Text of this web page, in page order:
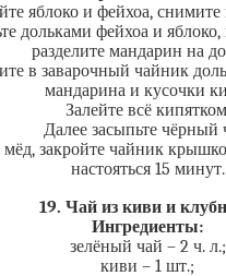
яблоко и фейхоа,
дольками фейхоа и
разделите мандарин на
в заварочный чайник
мандарина и кусочки
Залейте всё
Далее засыпьте чёрный
мёд, закройте чайник
настояться 15 минут.
19. Чай из киви и
Ингредиенты:
зелёный чай – 2 ч. л.;
киви – 1 шт.;